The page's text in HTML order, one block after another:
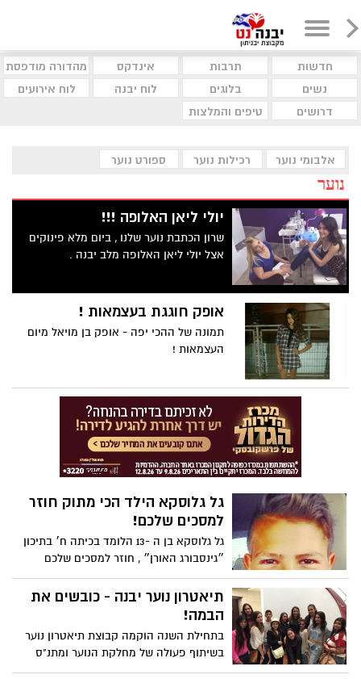
חדשות תרבות אינדקס
מהדורה מודפסת
נשים
בלוגים לוח יבנה
לוח אירועים
דרושים
טיפים והמלצות
אלבומי נוער רכילות נוער ספורט נוער
נוער
יולי ליאן האלופה !!!
שרון הכתבת נוער שלנו , ביום מלא פינוקים
אצל יולי ליאן האלופה מלב יבנה .
אופק חוגגת בעצמאות !
תמונה של ההכי יפה - אופק בן מויאל מיום
העצמאות !
גל גלוסקא הילד הכי מתוק חוזר
למסכים שלכם!
גל גלוסקא בן ה -13 הלומד בכיתה ח׳ בתיכון
״גינסבורג האורן״ , חוזר למסכים שלכם
בעונה השנייה של הסדרה ״משפחה שולטת״
המשודרת ב Yes בערוץ הילדים . מזמינים
אותכם לצפות ולהנות מהפרק הראשון החל
תיאטרון נוער יבנה - כובשים את
הבמה!
בתחילת השנה הוקמה קבוצת תיאטרון נוער
בשיתוף פעולה של מחלקת הנוער ומתנ"ס
שז"ר. הקבוצה, אשר מורכבת מתלמידי כיתות